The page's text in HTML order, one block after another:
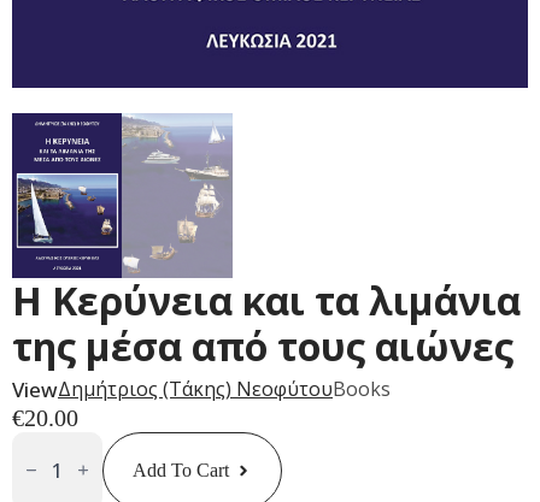
Η Κερύνεια και τα λιμάνια
της μέσα από τους αιώνες
ViewΔημήτριος (Τάκης) ΝεοφύτουBooks
€20.00
Κερύνεια
Και Add To Cart